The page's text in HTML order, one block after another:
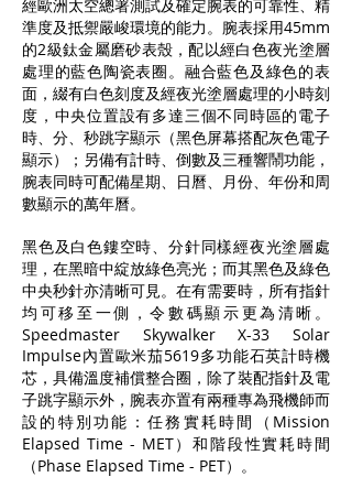
經歐洲太空總署測試及確定腕表的可靠性、精
準度及抵禦嚴峻環境的能力。腕表採用45mm
的2級鈦金屬磨砂表殼，配以經白色夜光塗層
處理的藍色陶瓷表圈。融合藍色及綠色的表
面，綴有白色刻度及經夜光塗層處理的小時刻
度，中央位置設有多達三個不同時區的電子
時、分、秒跳字顯示（黑色屏幕搭配灰色電子
顯示）；另備有計時、倒數及三種響鬧功能，
腕表同時可配備星期、日曆、月份、年份和周
數顯示的萬年曆。
黑色及白色鏤空時、分針同樣經夜光塗層處
理，在黑暗中綻放綠色亮光；而其黑色及綠色
中央秒針亦清晰可見。在有需要時，所有指針
均可移至一側，令數碼顯示更為清晰。
Speedmaster Skywalker X-33 Solar
Impulse內置歐米茄5619多功能石英計時機
芯，具備溫度補償整合圈，除了裝配指針及電
子跳字顯示外，腕表亦置有兩種專為飛機師而
設的特別功能：任務實耗時間（Mission
Elapsed Time - MET）和階段性實耗時間
（Phase Elapsed Time - PET）。